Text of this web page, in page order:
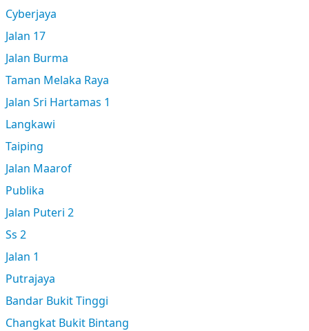
Cyberjaya
Jalan 17
Jalan Burma
Taman Melaka Raya
Jalan Sri Hartamas 1
Langkawi
Taiping
Jalan Maarof
Publika
Jalan Puteri 2
Ss 2
Jalan 1
Putrajaya
Bandar Bukit Tinggi
Changkat Bukit Bintang